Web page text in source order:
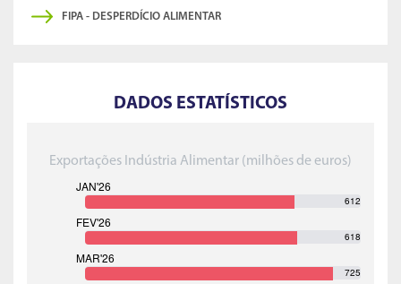
FIPA - DESPERDÍCIO ALIMENTAR
DADOS ESTATÍSTICOS
Exportações Indústria Alimentar (milhões de euros)
612
618
725